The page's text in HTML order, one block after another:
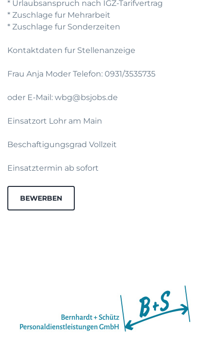
* Urlaubsanspruch nach IGZ-Tarifvertrag
* Zuschlage fur Mehrarbeit
* Zuschlage fur Sonderzeiten
Kontaktdaten fur Stellenanzeige
Frau Anja Moder Telefon: 0931/3535735
oder E-Mail: wbg@bsjobs.de
Einsatzort Lohr am Main
Beschaftigungsgrad Vollzeit
Einsatztermin ab sofort
BEWERBEN